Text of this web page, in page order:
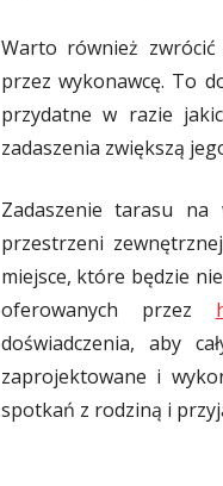
Warto również
przez wykonawcę. To
przydatne w razie
zadaszenia zwiększą
Zadaszenie tarasu
przestrzeni
miejsce, które będzie
oferowanych przez
doświadczenia, aby
zaprojektowane i
spotkań z rodziną i